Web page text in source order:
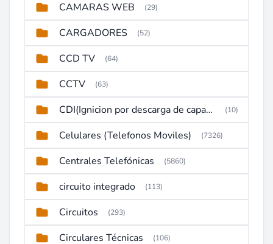
CAMARAS WEB (29)
CARGADORES (52)
CCD TV (64)
CCTV (63)
CDI(Ignicion por descarga de capacitor) (10)
Celulares (Telefonos Moviles) (7326)
Centrales Telefónicas (5860)
circuito integrado (113)
Circuitos (293)
Circulares Técnicas (106)